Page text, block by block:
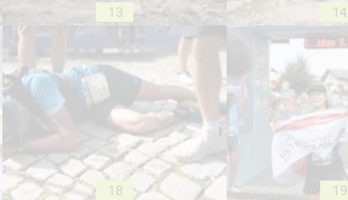
13 14
18 19